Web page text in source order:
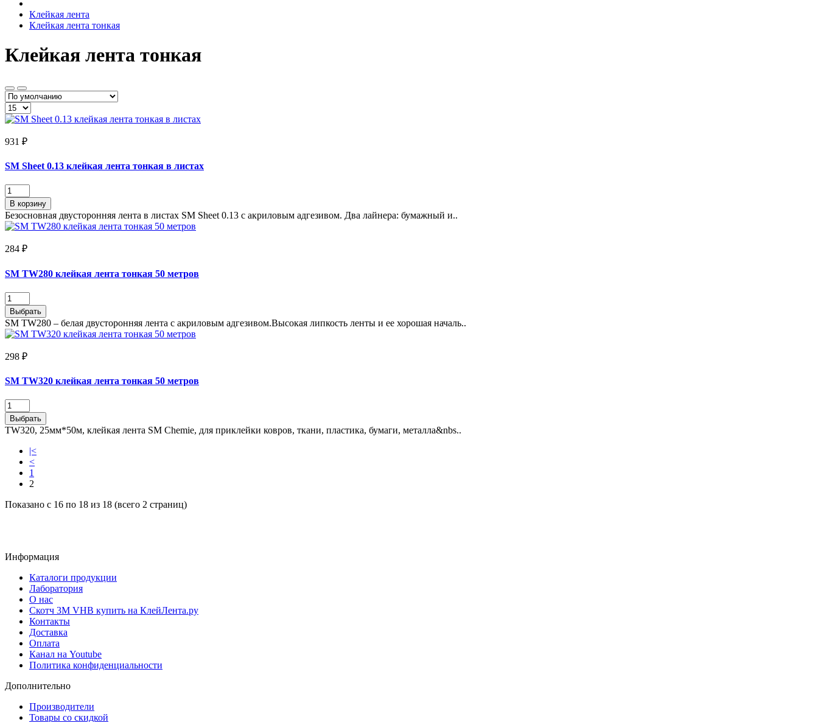
Клейкая лента
Клейкая лента тонкая
Клейкая лента тонкая
931 ₽
SM Sheet 0.13 клейкая лента тонкая в листах
В корзину
Безосновная двусторонняя лента в листах SM Sheet 0.13 с акриловым адгезивом. Два лайнера: бумажный и..
284 ₽
SM TW280 клейкая лента тонкая 50 метров
Выбрать
SM TW280 – белая двусторонняя лента с акриловым адгезивом.Высокая липкость ленты и ее хорошая началь..
298 ₽
SM TW320 клейкая лента тонкая 50 метров
Выбрать
TW320, 25мм*50м, клейкая лента SM Chemie, для приклейки ковров, ткани, пластика, бумаги, металла&nbs..
|<
<
1
2
Показано с 16 по 18 из 18 (всего 2 страниц)
Информация
Каталоги продукции
Лаборатория
О нас
Скотч 3M VHB купить на КлейЛента.ру
Контакты
Доставка
Оплата
Канал на Youtube
Политика конфиденциальности
Дополнительно
Производители
Товары со скидкой